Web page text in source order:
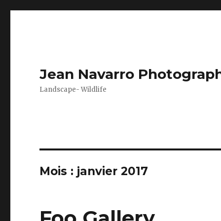
Jean Navarro
Landscape- Wildlife
Mois : janvier 2017